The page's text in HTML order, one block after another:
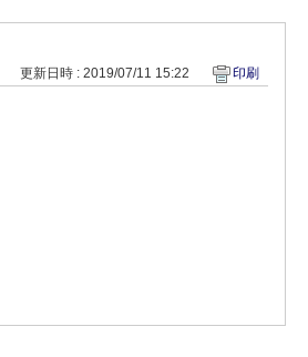
更新日時 : 2019/07/11 15:22 印刷